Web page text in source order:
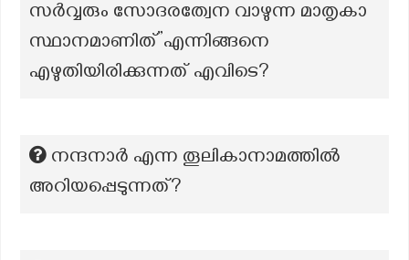
സർവ്വരും സോദരത്വേന വാഴുന്ന മാതൃകാ
സ്ഥാനമാണിത്”എന്നിങ്ങനെ
എഴുതിയിരിക്കുന്നത് എവിടെ?
നന്ദനാര്‍ എന്ന തൂലികാനാമത്തില്‍
അറിയപ്പെടുന്നത്?